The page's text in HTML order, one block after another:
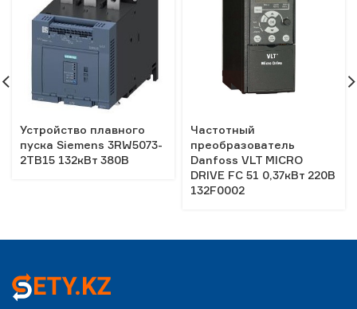
Устройство плавного
пуска Siemens 3RW5073-
2TB15 132кВт 380В
Частотный
преобразователь
Danfoss VLT MICRO
DRIVE FC 51 0,37кВт 220В
132F0002